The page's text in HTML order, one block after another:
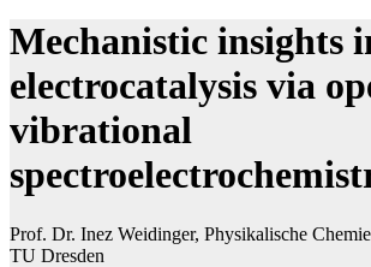
Mechanistic insights
electrocatalysis via
vibrational
Prof. Dr. Inez Weidinger, Physikalische
TU Dresden